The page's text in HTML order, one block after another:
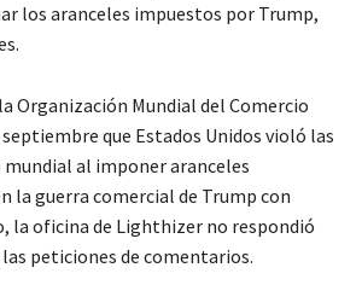
los aranceles impuestos por Trump,
Organización Mundial del Comercio
que Estados Unidos violó las
mundial al imponer aranceles
la guerra comercial de Trump con
la oficina de Lighthizer no respondió
peticiones de comentarios.